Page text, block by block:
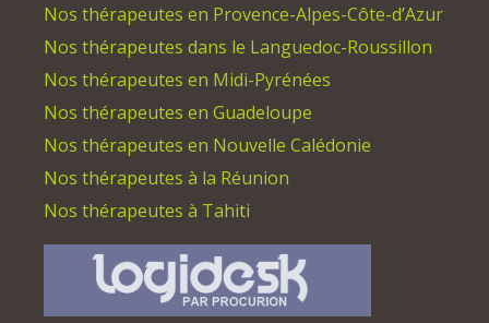
Nos thérapeutes en Provence-Alpes-Côte-d’Azur
Nos thérapeutes dans le Languedoc-Roussillon
Nos thérapeutes en Midi-Pyrénées
Nos thérapeutes en Guadeloupe
Nos thérapeutes en Nouvelle Calédonie
Nos thérapeutes à la Réunion
Nos thérapeutes à Tahiti